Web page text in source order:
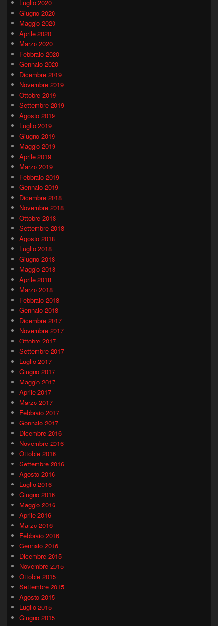
Luglio 2020
Giugno 2020
Maggio 2020
Aprile 2020
Marzo 2020
Febbraio 2020
Gennaio 2020
Dicembre 2019
Novembre 2019
Ottobre 2019
Settembre 2019
Agosto 2019
Luglio 2019
Giugno 2019
Maggio 2019
Aprile 2019
Marzo 2019
Febbraio 2019
Gennaio 2019
Dicembre 2018
Novembre 2018
Ottobre 2018
Settembre 2018
Agosto 2018
Luglio 2018
Giugno 2018
Maggio 2018
Aprile 2018
Marzo 2018
Febbraio 2018
Gennaio 2018
Dicembre 2017
Novembre 2017
Ottobre 2017
Settembre 2017
Luglio 2017
Giugno 2017
Maggio 2017
Aprile 2017
Marzo 2017
Febbraio 2017
Gennaio 2017
Dicembre 2016
Novembre 2016
Ottobre 2016
Settembre 2016
Agosto 2016
Luglio 2016
Giugno 2016
Maggio 2016
Aprile 2016
Marzo 2016
Febbraio 2016
Gennaio 2016
Dicembre 2015
Novembre 2015
Ottobre 2015
Settembre 2015
Agosto 2015
Luglio 2015
Giugno 2015